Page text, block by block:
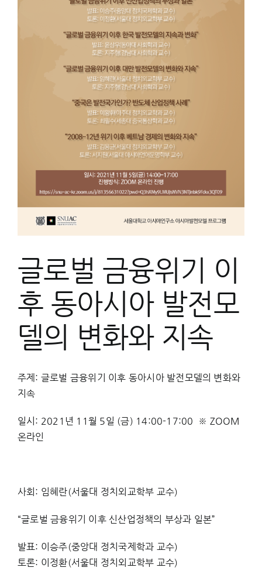
글로벌 금융위기 이
후 동아시아 발전모
델의 변화와 지속
주제: 글로벌 금융위기 이후 동아시아 발전모델의 변화와
지속
일시: 2021년 11월 5일 (금) 14:00-17:00 ※ ZOOM
온라인
사회: 임혜란(서울대 정치외교학부 교수)
“글로벌 금융위기 이후 신산업정책의 부상과 일본”
발표: 이승주(중앙대 정치국제학과 교수)
토론: 이정환(서울대 정치외교학부 교수)